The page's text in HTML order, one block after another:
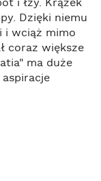
i łzy. Krążek
Dzięki niemu
i wciąż mimo
coraz większe
ma duże